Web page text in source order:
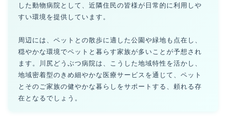
した動物病院として、近隣住民の皆様が日常的に利用しや
すい環境を提供しています。
周辺には、ペットとの散歩に適した公園や緑地も点在し、
穏やかな環境でペットと暮らす家族が多いことが予想され
ます。川尻どうぶつ病院は、こうした地域特性を活かし、
地域密着型のきめ細やかな医療サービスを通じて、ペット
とそのご家族の健やかな暮らしをサポートする、頼れる存
在となるでしょう。